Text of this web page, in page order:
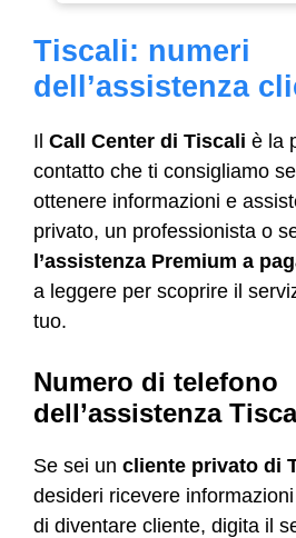
Tiscali: numeri
dell’assistenza
Il Call Center di Tiscali è la
contatto che ti consigliamo
ottenere informazioni e
privato, un professionista o
l’assistenza Premium a
a leggere per scoprire il
tuo.
Numero di telefono
dell’assistenza
Se sei un cliente privato di
desideri ricevere
di diventare cliente, digita il